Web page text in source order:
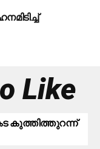
Like
കു​ത്തി​ത്തുറ​ന്ന്